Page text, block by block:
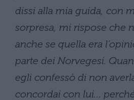
dissi alla mia guida, con
sorpresa, mi rispose che
anche se quella era
parte dei Norvegesi.
egli confessò di non
concordai con lui…